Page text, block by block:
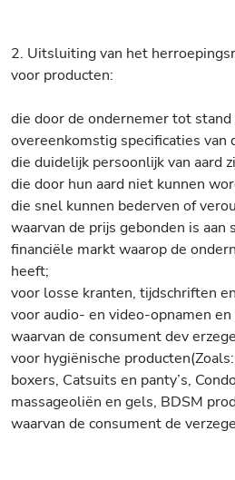
2. Uitsluiting van het
voor producten:
die door de ondernemer tot stand
overeenkomstig specificaties van
die duidelijk persoonlijk van aard
die door hun aard niet kunnen
die snel kunnen bederven of
waarvan de prijs gebonden is aan
financiële markt waarop de
heeft;
voor losse kranten, tijdschriften
voor audio- en video-opnamen
waarvan de consument dev
voor hygiënische
boxers, Catsuits en panty’s,
massageoliën en gels, BDSM
waarvan de consument de